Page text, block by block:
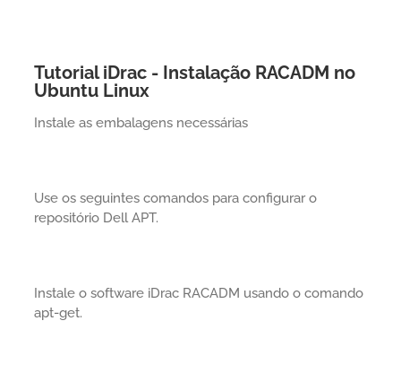
Tutorial iDrac - Instalação RACADM no
Ubuntu Linux
Instale as embalagens necessárias
Use os seguintes comandos para configurar o
repositório Dell APT.
Instale o software iDrac RACADM usando o comando
apt-get.